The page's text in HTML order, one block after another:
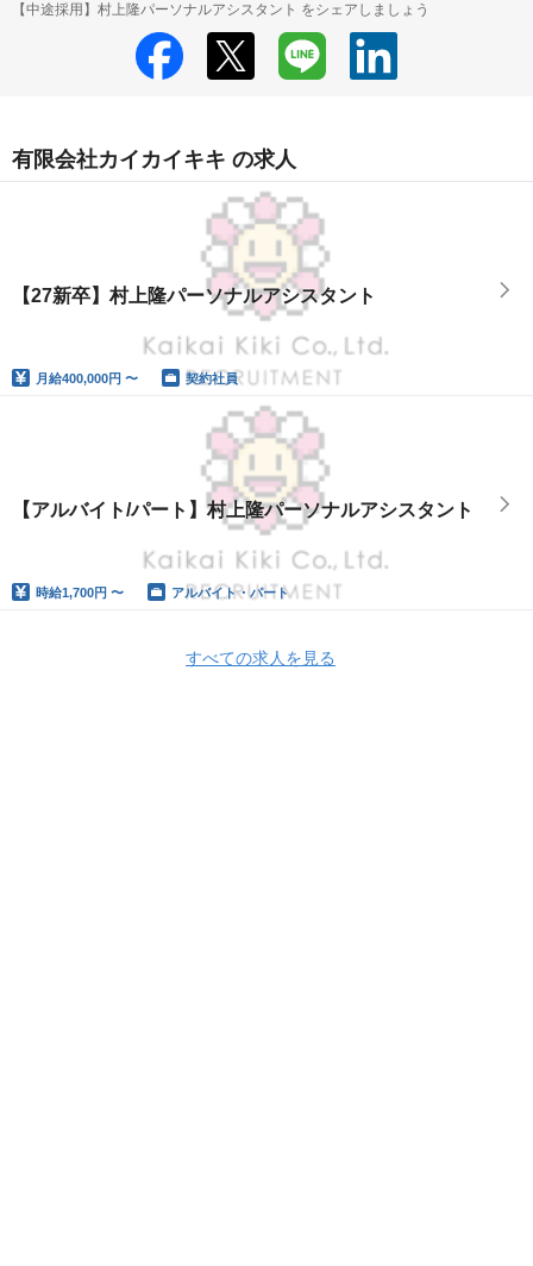
【中途採用】村上隆パーソナルアシスタント をシェアしましょう
有限会社カイカイキキ の求人
【27新卒】村上隆パーソナルアシスタント
月給400,000円 〜 契約社員
【アルバイト/パート】村上隆パーソナルアシスタント
時給1,700円 〜 アルバイト・パート
すべての求人を見る